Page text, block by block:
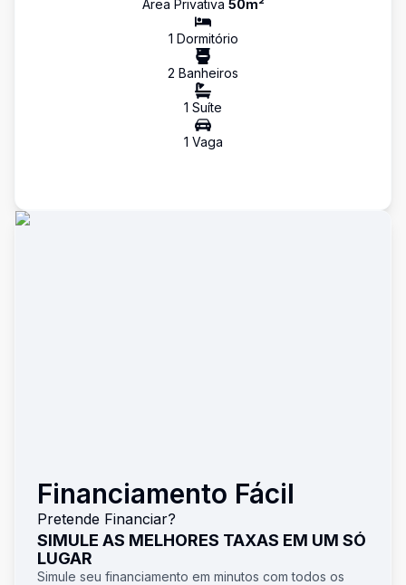
Área Privativa 50m²
1 Dormitório
2 Banheiros
1 Suíte
1 Vaga
Financiamento Fácil
Pretende Financiar?
SIMULE AS MELHORES TAXAS EM UM SÓ
LUGAR
Simule seu financiamento em minutos com todos os